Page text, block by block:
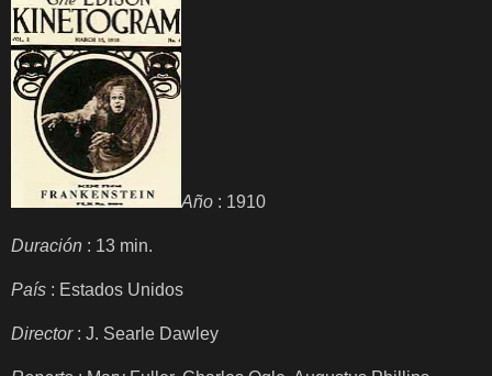
Año : 1910
Duración : 13 min.
País : Estados Unidos
Director: J. Searle Dawley